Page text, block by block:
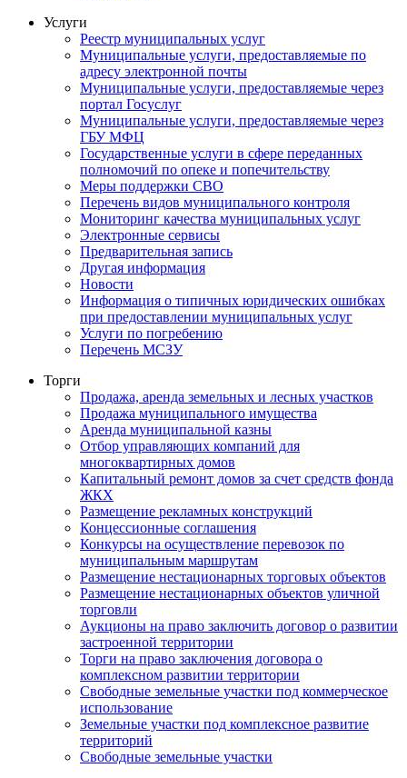
Услуги
Реестр муниципальных услуг
Муниципальные услуги, предоставляемые по
адресу электронной почты
Муниципальные услуги, предоставляемые через
портал Госуслуг
Муниципальные услуги, предоставляемые через
ГБУ МФЦ
Государственные услуги в сфере переданных
полномочий по опеке и попечительству
Меры поддержки СВО
Перечень видов муниципального контроля
Мониторинг качества муниципальных услуг
Электронные сервисы
Предварительная запись
Другая информация
Новости
Информация о типичных юридических ошибках
при предоставлении муниципальных услуг
Услуги по погребению
Перечень МСЗУ
Торги
Продажа, аренда земельных и лесных участков
Продажа муниципального имущества
Аренда муниципальной казны
Отбор управляющих компаний для
многоквартирных домов
Капитальный ремонт домов за счет средств фонда
ЖКХ
Размещение рекламных конструкций
Концессионные соглашения
Конкурсы на осуществление перевозок по
муниципальным маршрутам
Размещение нестационарных торговых объектов
Размещение нестационарных объектов уличной
торговли
Аукционы на право заключить договор о развитии
застроенной территории
Торги на право заключения договора о
комплексном развитии территории
Свободные земельные участки под коммерческое
использование
Земельные участки под комплексное развитие
территорий
Свободные земельные участки